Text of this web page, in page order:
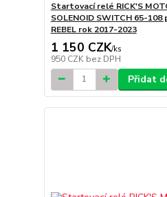
Startovací relé RICK'S
SOLENOID SWITCH 65-108
REBEL rok 2017-2023
1 150 CZK/ks
950 CZK bez DPH
Přidat